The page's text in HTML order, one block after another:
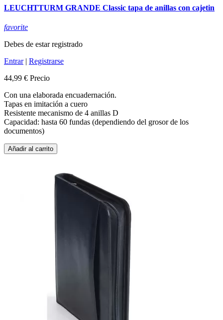
LEUCHTTURM GRANDE Classic tapa de anillas con cajetin
favorite
Debes de estar registrado
Entrar| Registrarse
44,99 € Precio
Con una elaborada encuadernación.
Tapas en imitación a cuero
Resistente mecanismo de 4 anillas D
Capacidad: hasta 60 fundas (dependiendo del grosor de los
documentos)
Añadir al carrito